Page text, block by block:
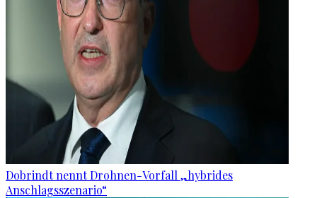
Dobrindt nennt Drohnen-Vorfall „hybrides
Anschlagsszenario“